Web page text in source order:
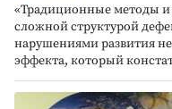
«Традиционные методы
сложной структурой
нарушениями развития
эффекта, который